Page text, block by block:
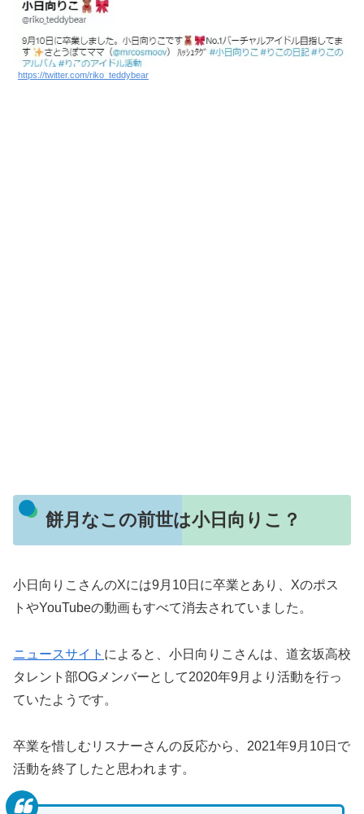
https://twitter.com/riko_teddybear
餅月なこの前世は小日向りこ？
小日向りこさんのXには9月10日に卒業とあり、Xのポス
トやYouTubeの動画もすべて消去されていました。
ニュースサイト によると、小日向りこさんは、道玄坂高校
タレント部OGメンバーとして2020年9月より活動を行っ
ていたようです。
卒業を惜しむリスナーさんの反応から、2021年9月10日で
活動を終了したと思われます。